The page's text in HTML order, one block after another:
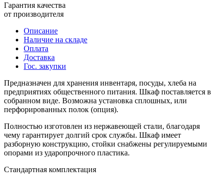
Гарантия качества
от производителя
Описание
Наличие на складе
Оплата
Доставка
Гос. закупки
Предназначен для хранения инвентаря, посуды, хлеба на
предприятиях общественного питания. Шкаф поставляется в
собранном виде. Возможна установка сплошных, или
перфорированных полок (опция).
Полностью изготовлен из нержавеющей стали, благодаря
чему гарантирует долгий срок службы. Шкаф имеет
разборную конструкцию, стойки снабжены регулируемыми
опорами из ударопрочного пластика.
Стандартная комплектация